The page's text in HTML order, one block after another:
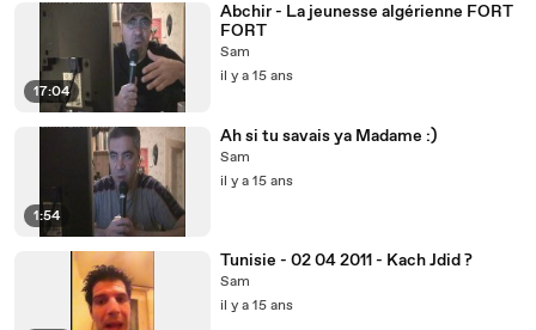
17:04
Abchir - La jeunesse algérienne FORT
FORT
Sam
il y a 15 ans
1:54
Ah si tu savais ya Madame :)
Sam
il y a 15 ans
Tunisie - 02 04 2011 - Kach Jdid ?
Sam
il y a 15 ans